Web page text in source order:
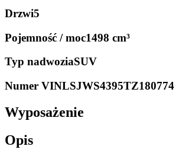
Drzwi5
Pojemność / moc1498 cm³
Typ nadwoziaSUV
Numer VINLSJWS4395TZ180774
Wyposażenie
Opis